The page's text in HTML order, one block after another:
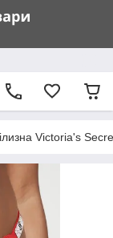
Victoria's